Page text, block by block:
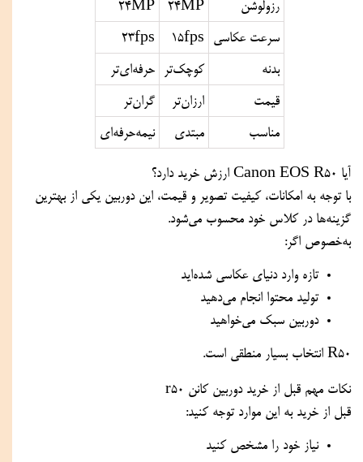
رزولوشن
24MP
24MP
سرعت عکاسی
15fps
23fps
بدنه
کوچک‌تر
حرفه‌ای‌تر
قیمت
ارزان‌تر
گران‌تر
مناسب
مبتدی نیمه‌حرفه‌ای
آیا Canon EOS R50 ارزش خرید دارد؟
با توجه به امکانات، کیفیت تصویر و قیمت، این دوربین یکی از بهترین
گزینه‌ها در کلاس خود محسوب می‌شود.
به‌خصوص اگر:
تازه وارد دنیای عکاسی شده‌اید
تولید محتوا انجام می‌دهید
دوربین سبک می‌خواهید
R50 انتخاب بسیار منطقی است.
نکات مهم قبل از خرید دوربین کانن r50
قبل از خرید به این موارد توجه کنید:
نیاز خود را مشخص کنید